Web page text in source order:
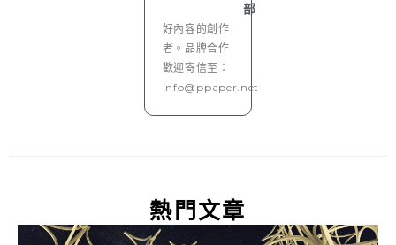
部
好內容的創作
者。品牌合作
歡迎寄信至：
info@ppaper.net
熱門文章